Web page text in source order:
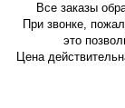
Все заказы
При звонке,
это
Цена